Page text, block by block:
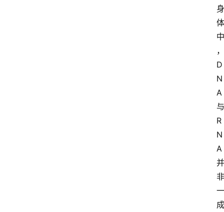
身
体
中
，
D
N
A
与
R
N
A
并
非
一
成